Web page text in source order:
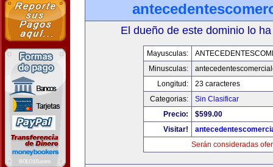
El dueño de este dominio lo
Mayusculas:
Minusculas:
Longitud:
23 caracteres
Categorias:
Sin Clasificar
Precio:
$599.00
Visitar!
Serán consideradas